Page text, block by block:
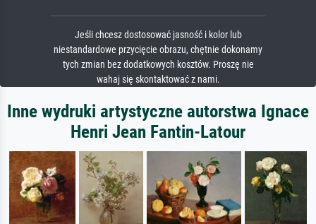
Jeśli chcesz dostosować jasność i kolor lub
niestandardowe przycięcie obrazu, chętnie dokonamy
tych zmian bez dodatkowych kosztów. Proszę nie
wahaj się skontaktować z nami.
Inne wydruki artystyczne autorstwa Ignace
Henri Jean Fantin-Latour